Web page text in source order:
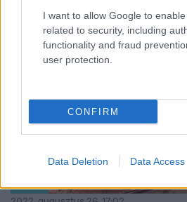
I want to allow Google to
related to security, including
functionality and fraud
user protection.
CONFIRM
Data Deletion Data Access